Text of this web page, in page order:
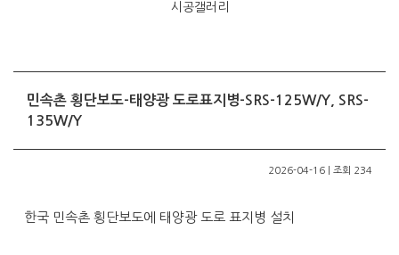
시공갤러리
민속촌 횡단보도-태양광 도로표지병-SRS-125W/Y, SRS-
135W/Y
2026-04-16 | 조회 234
한국 민속촌 횡단보도에 태양광 도로 표지병 설치